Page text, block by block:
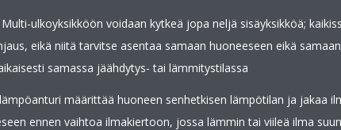
ulkoyksikköön voidaan kytkeä jopa neljä sisäyksikköä;
eikä niitä tarvitse asentaa samaan huoneeseen eikä
samassa jäähdytys- tai lämmitystilassa
määrittää huoneen senhetkisen lämpötilan ja jakaa
ennen vaihtoa ilmakiertoon, jossa lämmin tai viileä ilma